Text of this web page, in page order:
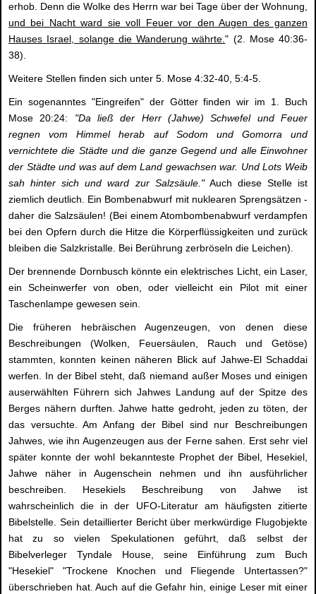
erhob. Denn die Wolke des Herrn war bei Tage über der Wohnung,
und bei Nacht ward sie voll Feuer vor den Augen des ganzen
Hauses Israel, solange die Wanderung währte." (2. Mose 40:36-
38).
Weitere Stellen finden sich unter 5. Mose 4:32-40, 5:4-5.
Ein sogenanntes "Eingreifen" der Götter finden wir im 1. Buch
Mose 20:24: "Da ließ der Herr (Jahwe) Schwefel und Feuer
regnen vom Himmel herab auf Sodom und Gomorra und
vernichtete die Städte und die ganze Gegend und alle Einwohner
der Städte und was auf dem Land gewachsen war. Und Lots Weib
sah hinter sich und ward zur Salzsäule."Auch diese Stelle ist
ziemlich deutlich. Ein Bombenabwurf mit nuklearen Sprengsätzen -
daher die Salzsäulen! (Bei einem Atombombenabwurf verdampfen
bei den Opfern durch die Hitze die Körperflüssigkeiten und zurück
bleiben die Salzkristalle. Bei Berührung zerbröseln die Leichen).
Der brennende Dornbusch könnte ein elektrisches Licht, ein Laser,
ein Scheinwerfer von oben, oder vielleicht ein Pilot mit einer
Taschenlampe gewesen sein.
Die früheren hebräischen Augenzeugen, von denen diese
Beschreibungen (Wolken, Feuersäulen, Rauch und Getöse)
stammten, konnten keinen näheren Blick auf Jahwe-El Schaddai
werfen. In der Bibel steht, daß niemand außer Moses und einigen
auserwählten Führern sich Jahwes Landung auf der Spitze des
Berges nähern durften. Jahwe hatte gedroht, jeden zu töten, der
das versuchte. Am Anfang der Bibel sind nur Beschreibungen
Jahwes, wie ihn Augenzeugen aus der Ferne sahen. Erst sehr viel
später konnte der wohl bekannteste Prophet der Bibel, Hesekiel,
Jahwe näher in Augenschein nehmen und ihn ausführlicher
beschreiben. Hesekiels Beschreibung von Jahwe ist
wahrscheinlich die in der UFO-Literatur am häufigsten zitierte
Bibelstelle. Sein detaillierter Bericht über merkwürdige Flugobjekte
hat zu so vielen Spekulationen geführt, daß selbst der
Bibelverleger Tyndale House, seine Einführung zum Buch
"Hesekiel" "Trockene Knochen und Fliegende Untertassen?"
überschrieben hat. Auch auf die Gefahr hin, einige Leser mit einer